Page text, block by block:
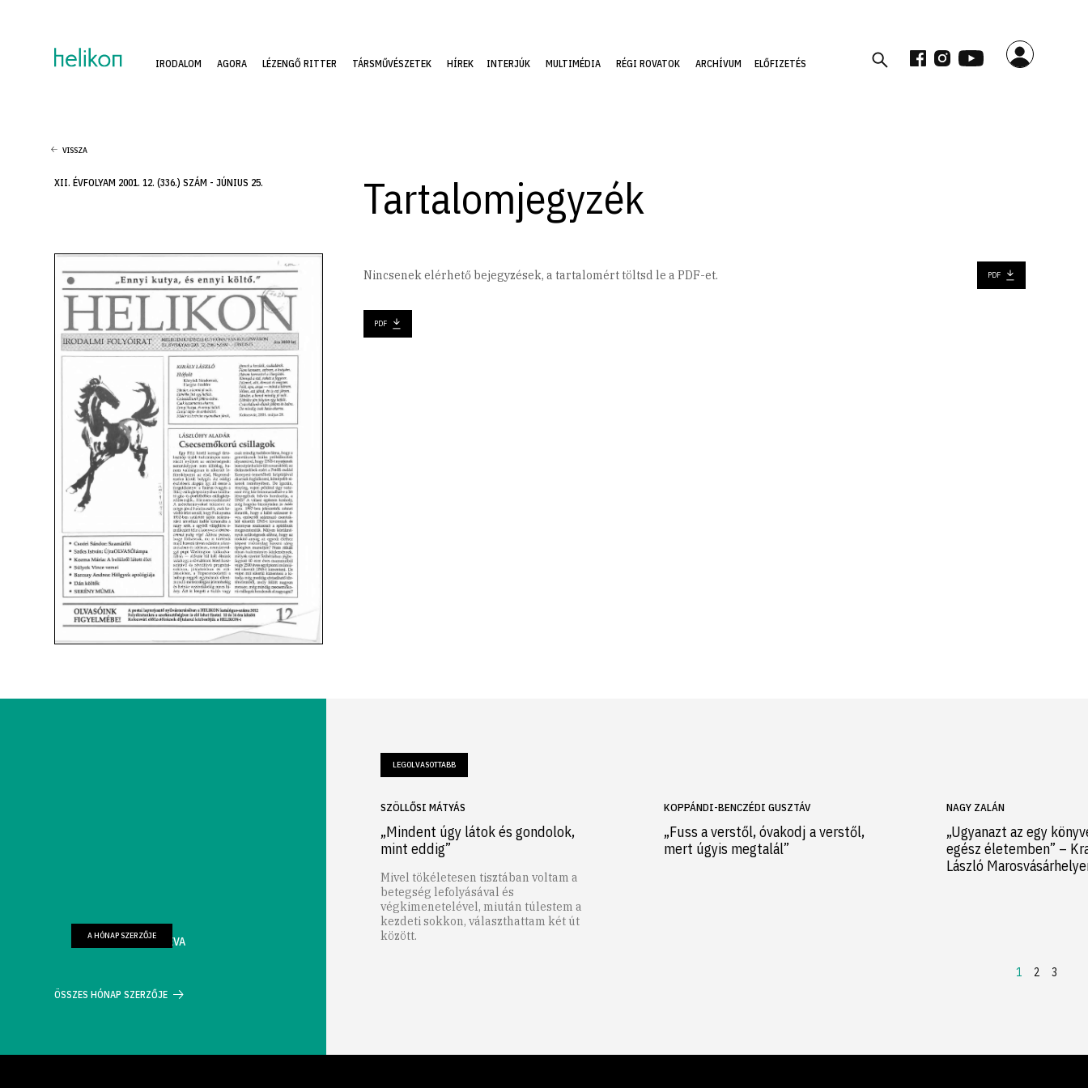
IRODALOM AGORA LÉZENGŐ RITTER TÁRSMŰVÉSZETEK HÍREK INTERJÚK MULTIMÉDIA RÉGI ROVATOK ARCHÍVUM ELŐFIZETÉS
VISSZA
XII. ÉVFOLYAM 2001. 12. (336.) SZÁM - JÚNIUS 25. Tartalomjegyzék
Nincsenek elérhető bejegyzések, a tartalomért töltsd le a PDF-et. PDF
PDF
FARKAS WELLMANN ÉVA
A HÓNAP SZERZŐJE
ÖSSZES HÓNAP SZERZŐJE
LEGOLVASOTTABB
SZÖLLŐSI MÁTYÁS
„Mindent úgy látok és gondolok,
mint eddig”
Mivel tökéletesen tisztában voltam a
betegség lefolyásával és
végkimenetelével, miután túlestem a
kezdeti sokkon, választhattam két út
között.
KOPPÁNDI-BENCZÉDI GUSZTÁV
„Fuss a verstől, óvakodj a verstől,
mert úgyis megtalál”
NAGY ZALÁN
„Ugyanazt az egy
egész életemben” –
László
1 2 3